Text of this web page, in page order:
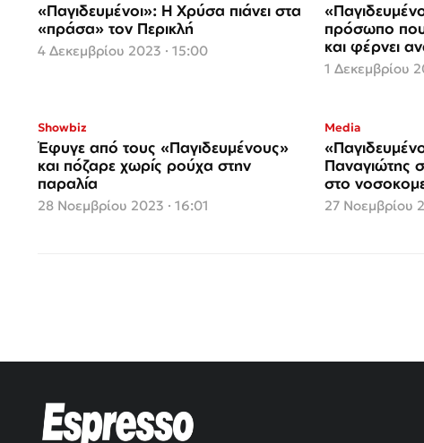
«Παγιδευμένοι»: Η Χρύσα πιάνει στα
«πράσα» τον Περικλή
4 Δεκεμβρίου 2023 · 15:00
πρόσωπο που
και φέρνει
1 Δεκεμβρίου
Showbiz
Έφυγε από τους «Παγιδευμένους»
και πόζαρε χωρίς ρούχα στην
παραλία
28 Νοεμβρίου 2023 · 16:01
Media
Παναγιώτης
στο
27 Νοεμβρίου